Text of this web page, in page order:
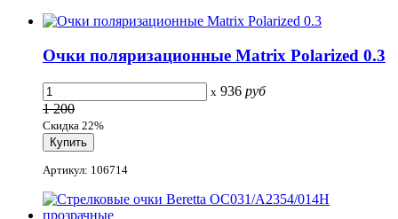
Очки поляризационные Matrix Polarized 0.3
x 936 руб
1 200
Скидка 22%
Артикул: 106714